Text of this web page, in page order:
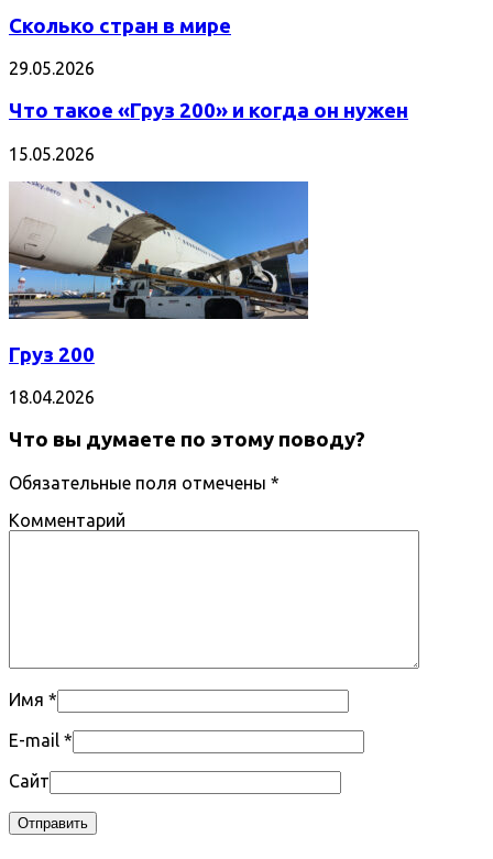
Сколько стран в мире
29.05.2026
Что такое «Груз 200» и когда он нужен
15.05.2026
Груз 200
18.04.2026
Что вы думаете по этому поводу?
Обязательные поля отмечены *
Комментарий
Имя *
E-mail *
Сайт